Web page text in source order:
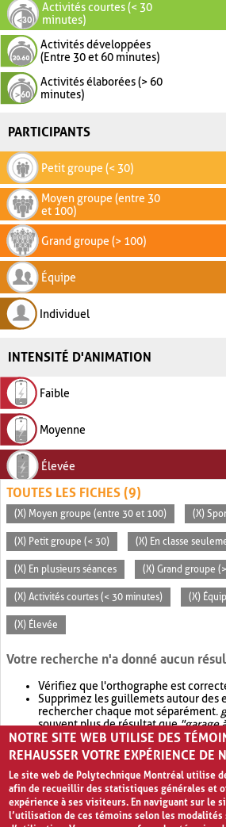
Activités courtes (< 30
minutes)
Activités développées
(Entre 30 et 60 minutes)
Activités élaborées (> 60
minutes)
PARTICIPANTS
Petit groupe (< 30)
Moyen groupe (entre 30
et 100)
Grand groupe (> 100)
Équipe
Individuel
INTENSITÉ D'ANIMATION
Faible
Moyenne
Élevée
TOUTES LES FICHES (9)
(X) Moyen groupe (entre 30 et 100) (X)
(X) Petit groupe (< 30) (X) En classe
(X) En plusieurs séances (X) Grand groupe
(X) Activités courtes (< 30 minutes) (X)
(X) Élevée
Votre recherche n'a donné aucun
Vérifiez que l'orthographe est
Supprimez les guillemets autour des
rechercher chaque mot séparément.
souvent plus de résultat que"garage
Envisagez d'élargir votre recherche
retournera souvent plus de résultat
NOTRE SITE WEB UTILISE DES
REHAUSSER VOTRE EXPÉRIENCE DE
Le site web de Polytechnique Montréal utilise
afin de recueillir des statistiques générales et
expérience à ses visiteurs. En naviguant sur le
l’utilisation de ces témoins selon les